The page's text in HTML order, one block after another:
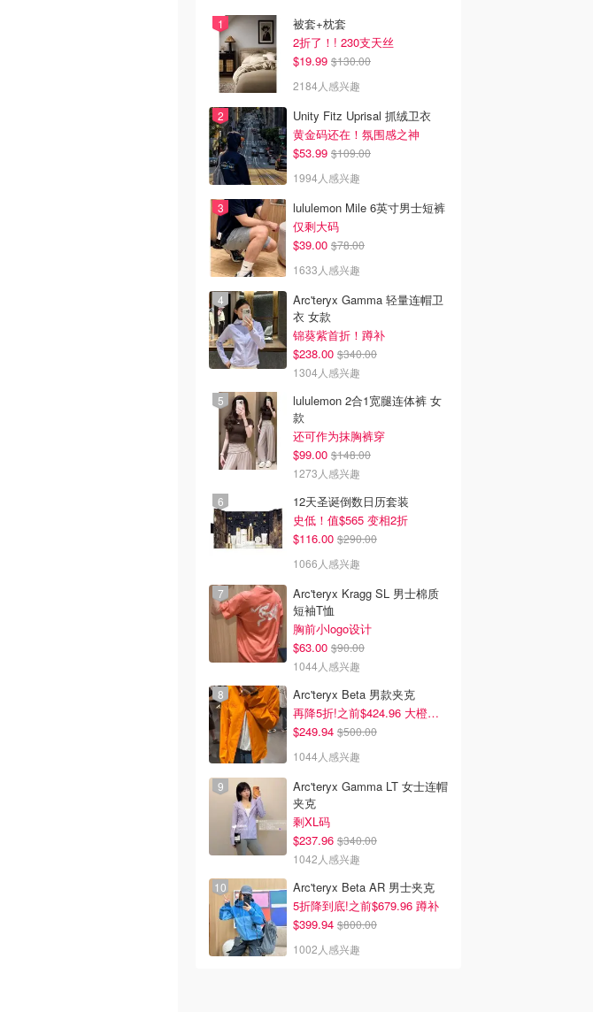
被套+枕套
2折了！! 230支天丝
$19.99 $130.00
2184人感兴趣
Unity Fitz Uprisal 抓绒卫衣
黄金码还在！氛围感之神
$53.99 $109.00
1994人感兴趣
lululemon Mile 6英寸男士短裤
仅剩大码
$39.00 $78.00
1633人感兴趣
Arc'teryx Gamma 轻量连帽卫
衣 女款
锦葵紫首折！蹲补
$238.00 $340.00
1304人感兴趣
lululemon 2合1宽腿连体裤 女
款
还可作为抹胸裤穿
$99.00 $148.00
1273人感兴趣
12天圣诞倒数日历套装
史低！值$565 变相2折
$116.00 $290.00
1066人感兴趣
Arc'teryx Kragg SL 男士棉质
短袖T恤
胸前小logo设计
$63.00 $90.00
1044人感兴趣
Arc'teryx Beta 男款夹克
再降5折!之前$424.96 大橙子好显白 蹲补
$249.94 $500.00
1044人感兴趣
Arc'teryx Gamma LT 女士连帽
夹克
剩XL码
$237.96 $340.00
1042人感兴趣
Arc'teryx Beta AR 男士夹克
5折降到底!之前$679.96 蹲补
$399.94 $800.00
1002人感兴趣